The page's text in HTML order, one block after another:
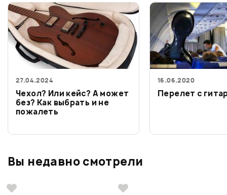
27.04.2024
Чехол? Или кейс? А может
без? Как выбрать и не
пожалеть
16.06.2020
Перелет с
Вы недавно смотрели